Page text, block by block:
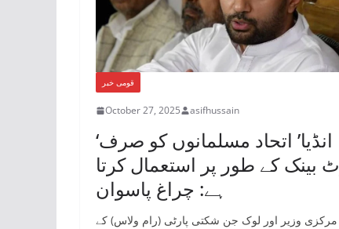
قومی خبر
October 27, 2025 asifhussain
‘انڈیا’ اتحاد مسلمانوں کو صرف
بینک کے طور پر استعمال کرتا
ہے: چراغ پاسوان
مرکزی وزیر اور لوک جن شکتی پارٹی (رام ولاس) کے